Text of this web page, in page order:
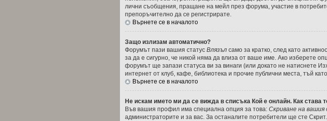
лични съобщения, пращане на мейл през форума, участие в
препоръчително да се регистрирате.
Върнете се в началото
Защо излизам автоматично?
Форумът пази вашия статус Влязъл само за кратко, след като
за да е сигурно, че никой няма да влиза от ваше име. Ако изберете
форумът ще запази статуса ви за винаги (или докато не натиснете
интернет от клуб, кафе, библиотека и прочие публични места, тъй
Върнете се в началото
Не искам името ми да се вижда в списъка Кой е онлайн. Как става
Във вашия профил има специална опция за това: Скриване на
администраторите и за вас. За останалите потребители ще сте Скрит.